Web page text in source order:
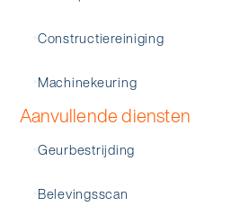
Constructiereiniging
Machinekeuring
Aanvullende diensten
Geurbestrijding
Belevingsscan